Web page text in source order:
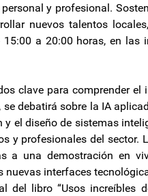
y profesional.
nuevos talentos
a 20:00 horas, en las
clave para comprender el
debatirá sobre la IA
el diseño de sistemas
y profesionales del sector.
a una demostración en
interfaces
del libro “Usos increíbles